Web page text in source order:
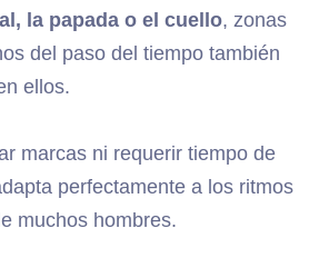
la papada o el cuello, zonas
del paso del tiempo también
ellos.
marcas ni requerir tiempo de
perfectamente a los ritmos
muchos hombres.